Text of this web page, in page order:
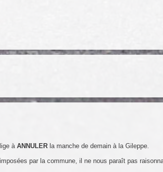
à ANNULER la manche de demain à la Gileppe.
par la commune, il ne nous paraît pas